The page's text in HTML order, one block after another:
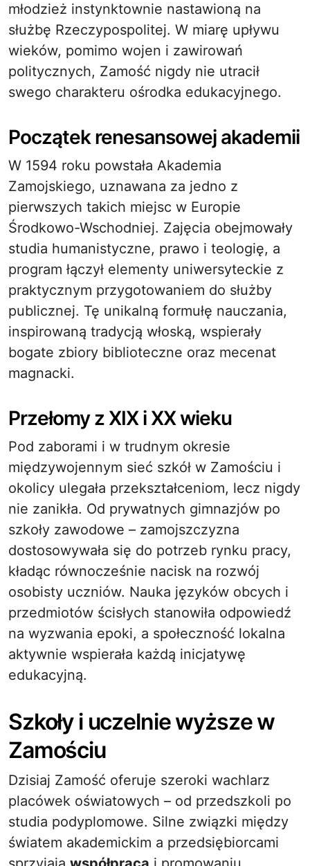
młodzież instynktownie nastawioną na
służbę Rzeczypospolitej. W miarę upływu
wieków, pomimo wojen i zawirowań
politycznych, Zamość nigdy nie utracił
swego charakteru ośrodka edukacyjnego.
Początek renesansowej akademii
W 1594 roku powstała Akademia
Zamojskiego, uznawana za jedno z
pierwszych takich miejsc w Europie
Środkowo-Wschodniej. Zajęcia obejmowały
studia humanistyczne, prawo i teologię, a
program łączył elementy uniwersyteckie z
praktycznym przygotowaniem do służby
publicznej. Tę unikalną formułę nauczania,
inspirowaną tradycją włoską, wspierały
bogate zbiory biblioteczne oraz mecenat
magnacki.
Przełomy z XIX i XX wieku
Pod zaborami i w trudnym okresie
międzywojennym sieć szkół w Zamościu i
okolicy ulegała przekształceniom, lecz nigdy
nie zanikła. Od prywatnych gimnazjów po
szkoły zawodowe – zamojszczyzna
dostosowywała się do potrzeb rynku pracy,
kładąc równocześnie nacisk na rozwój
osobisty uczniów. Nauka języków obcych i
przedmiotów ścisłych stanowiła odpowiedź
na wyzwania epoki, a społeczność lokalna
aktywnie wspierała każdą inicjatywę
edukacyjną.
Szkoły i uczelnie wyższe w
Zamościu
Dzisiaj Zamość oferuje szeroki wachlarz
placówek oświatowych – od przedszkoli po
studia podyplomowe. Silne związki między
światem akademickim a przedsiębiorcami